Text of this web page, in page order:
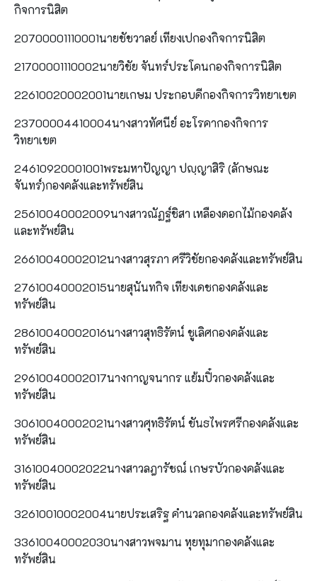
กิจการนิสิต
20700001110001นายชัชวาลย์ เทียงเปกองกิจการนิสิต
21700001110002นายวิชัย จันทร์ประโคนกองกิจการนิสิต
22610020002001นายเกษม ประกอบดีกองกิจการวิทยาเขต
23700004410004นางสาวทัศนีย์ อะโรคากองกิจการ
วิทยาเขต
24610920001001พระมหาปัญญา ปญฺญาสิริ (ลักษณะ
จันทร์)กองคลังและทรัพย์สิน
25610040002009นางสาวณัฏฐ์ชิสา เหลืองดอกไม้กองคลัง
และทรัพย์สิน
26610040002012นางสาวสุรภา ศรีวิชัยกองคลังและทรัพย์สิน
27610040002015นายสุนันทกิจ เทียงเดชกองคลังและ
ทรัพย์สิน
28610040002016นางสาวสุทธิรัตน์ ชูเลิศกองคลังและ
ทรัพย์สิน
29610040002017นางกาญจนากร แย้มปิ๋วกองคลังและ
ทรัพย์สิน
30610040002021นางสาวศุทธิรัตน์ ขันธไพรศรีกองคลังและ
ทรัพย์สิน
31610040002022นางสาวลฎารัชณ์ เกษรบัวกองคลังและ
ทรัพย์สิน
32610010002004นายประเสริฐ คำนวลกองคลังและทรัพย์สิน
33610040002030นางสาวพจมาน หุยทุมากองคลังและ
ทรัพย์สิน